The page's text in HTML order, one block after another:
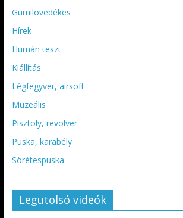
Gumilövedékes
Hírek
Humán teszt
Kiállítás
Légfegyver, airsoft
Muzeális
Pisztoly, revolver
Puska, karabély
Sörétespuska
Legutolsó videók